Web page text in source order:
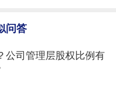
问答
公司管理层股权比例有